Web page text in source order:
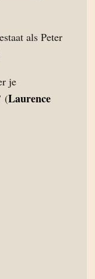
als Peter
je
(Laurence